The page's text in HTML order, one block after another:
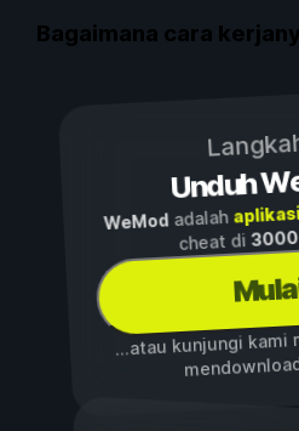
Bagaimana cara
Unduh
WeModadalah
cheat di
...atau kunjungi kami